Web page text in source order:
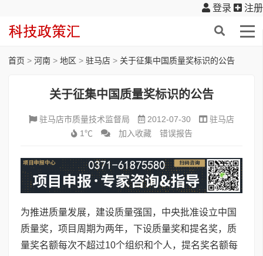
登录 注册
首页 > 河南 > 地区 > 驻马店 > 关于征集中国质量奖标识的公告
关于征集中国质量奖标识的公告
驻马店市质量技术监督局 2012-07-30
驻马店
1℃
加入收藏 错误报告
为推进质量发展，建设质量强国，中央批准设立中国
质量奖，项目周期为两年，下设质量奖和提名奖，质
量奖名额每次不超过10个组织和个人，提名奖名额每